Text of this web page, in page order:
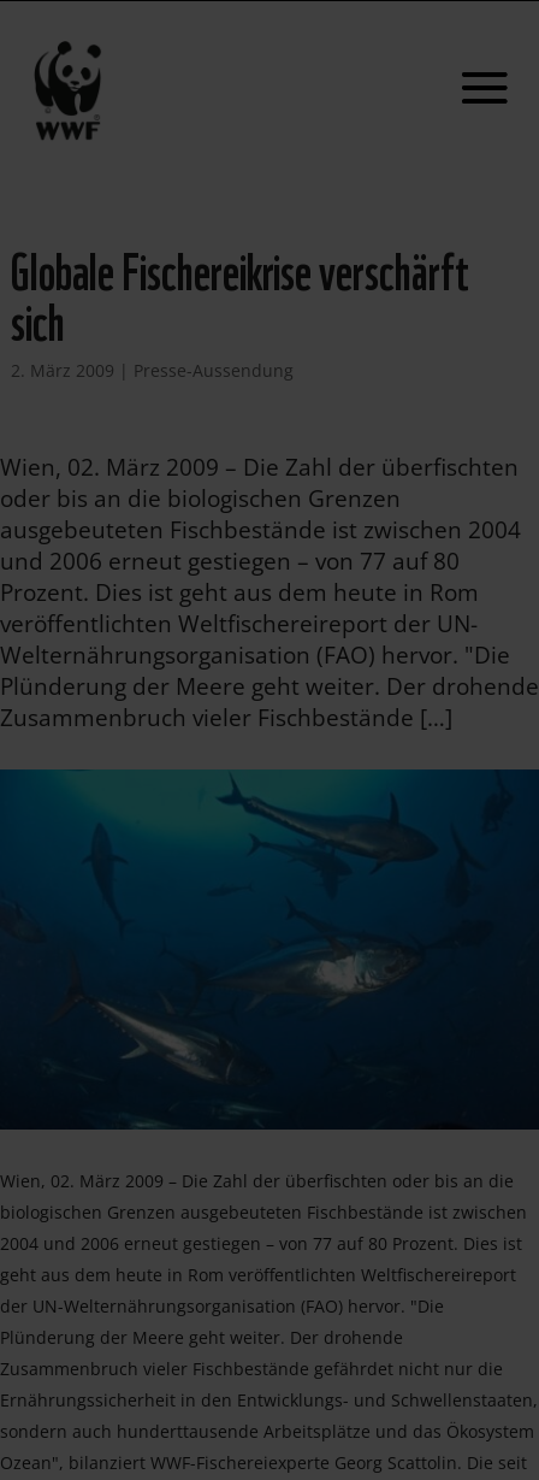
Globale Fischereikrise verschärft
sich
2. März 2009 | Presse-Aussendung
Wien, 02. März 2009 – Die Zahl der überfischten
oder bis an die biologischen Grenzen
ausgebeuteten Fischbestände ist zwischen 2004
und 2006 erneut gestiegen – von 77 auf 80
Prozent. Dies ist geht aus dem heute in Rom
veröffentlichten Weltfischereireport der UN-
Welternährungsorganisation (FAO) hervor. "Die
Plünderung der Meere geht weiter. Der drohende
Zusammenbruch vieler Fischbestände […]
Wien, 02. März 2009 – Die Zahl der überfischten oder bis an die
biologischen Grenzen ausgebeuteten Fischbestände ist zwischen
2004 und 2006 erneut gestiegen – von 77 auf 80 Prozent. Dies ist
geht aus dem heute in Rom veröffentlichten Weltfischereireport
der UN-Welternährungsorganisation (FAO) hervor. "Die
Plünderung der Meere geht weiter. Der drohende
Zusammenbruch vieler Fischbestände gefährdet nicht nur die
Ernährungssicherheit in den Entwicklungs- und Schwellenstaaten,
sondern auch hunderttausende Arbeitsplätze und das Ökosystem
Ozean", bilanziert WWF-Fischereiexperte Georg Scattolin. Die seit